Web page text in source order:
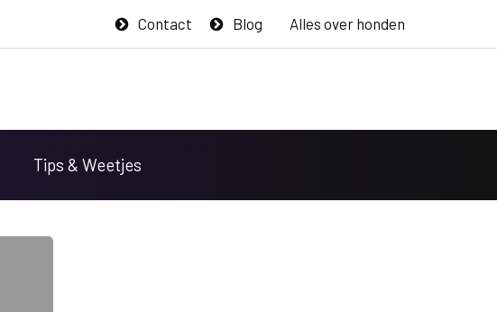
Blog
Contact Alles over honden
Tips & Weetjes